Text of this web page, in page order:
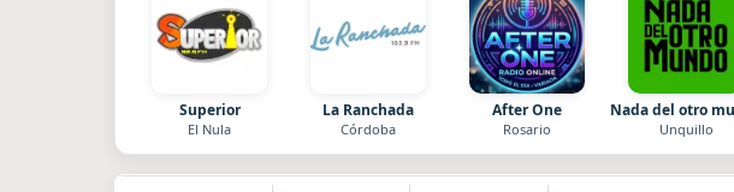
Superior
El Nula
La Ranchada
Córdoba
After One
Rosario
Nada del otro
Unquillo